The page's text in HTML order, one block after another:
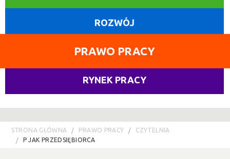
ROZWÓJ
PRAWO PRACY
RYNEK PRACY
STRONA GŁÓWNA PRAWO PRACY
CZYTELNIA
P JAK PRZEDSIĘBIORCA